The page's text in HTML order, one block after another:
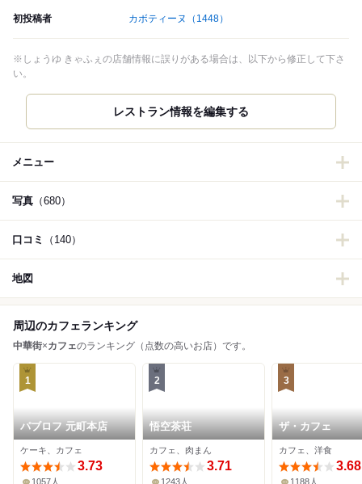
初投稿者 カボティーヌ （1448）
※しょうゆ きゃふぇの店舗情報に誤りがある場合は、以下から修正して下さ
い。
メニュー
写真 （680）
口コミ （140）
地図
周辺のカフェランキング
中華街×カフェのランキング（点数の高いお店）です。
1
パブロフ 元町本店
ケーキ、カフェ
3.73
1057人
2
悟空茶荘
カフェ、肉まん
3.71
1243人
3
ザ・カフェ
カフェ、洋食
3.68
1188人